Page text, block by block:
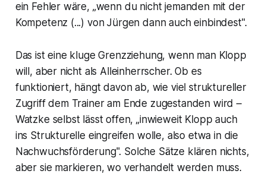
ein Fehler wäre, „wenn du nicht jemanden mit der
Kompetenz (...) von Jürgen dann auch einbindest".
Das ist eine kluge Grenzziehung, wenn man Klopp
will, aber nicht als Alleinherrscher. Ob es
funktioniert, hängt davon ab, wie viel struktureller
Zugriff dem Trainer am Ende zugestanden wird –
Watzke selbst lässt offen, „inwieweit Klopp auch
ins Strukturelle eingreifen wolle, also etwa in die
Nachwuchsförderung". Solche Sätze klären nichts,
aber sie markieren, wo verhandelt werden muss.